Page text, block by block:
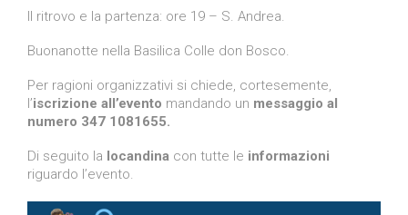
Il ritrovo e la partenza: ore 19 – S. Andrea.
Buonanotte nella Basilica Colle don Bosco.
Per ragioni organizzativi si chiede, cortesemente,
l’iscrizione all’evento mandando un messaggio al
numero 347 1081655.
Di seguito la locandina con tutte le informazioni
riguardo l’evento.